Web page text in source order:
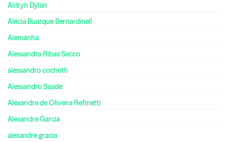
Aldryn Dylan
Alécia Buarque Bernardinell
Alemanha
Alessandra Ribas Secco
alessandro cochetti
Alessandro Saade
Alexandre de Oliveira Refinetti
Alexandre Garcia
alexandre gracia